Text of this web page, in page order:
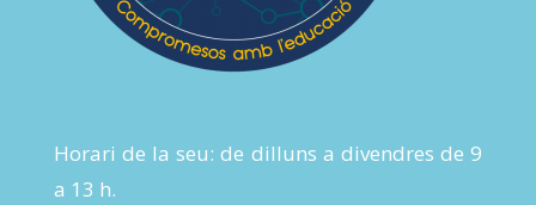
Horari de la seu: de dilluns a divendres de 9
a 13 h.